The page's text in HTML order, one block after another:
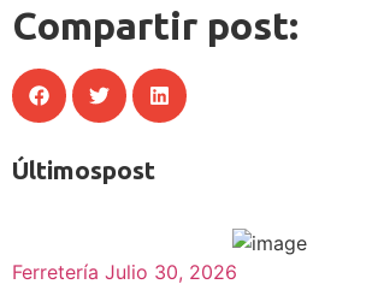
Compartir post:
Últimospost
Ferretería Julio 30, 2026